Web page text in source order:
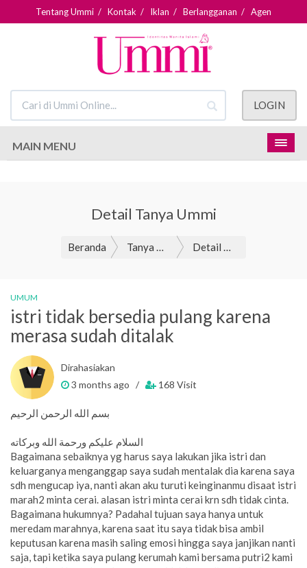
Tentang Ummi / Kontak / Iklan / Berlangganan / Agen
LOGIN
MAIN MENU
Detail Tanya Ummi
Beranda Tanya Ummi Detail Tanya Ummi
UMUM
istri tidak bersedia pulang karena
merasa sudah ditalak
Dirahasiakan
3 months ago /
168 Visit
بسم الله الرحمن الرحيم
السلام عليكم ورحمة الله وبركاته
Bagaimana sebaiknya yg harus saya lakukan jika istri dan
keluarganya menganggap saya sudah mentalak dia karena saya
sdh mengucap iya, nanti akan aku turuti keinginanmu disaat istri
marah2 minta cerai. alasan istri minta cerai krn sdh tidak cinta.
Bagaimana hukumnya? Padahal tujuan saya hanya untuk
meredam marahnya, karena saat itu saya tidak bisa ambil
keputusan karena masih saling emosi hingga saya janjikan nanti
saja, tapi ketika saya pulang kerumah kami bersama putri2 kami